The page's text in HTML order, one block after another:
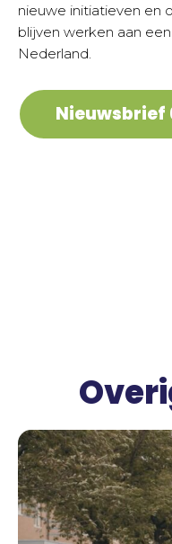
nieuwe initiatieven en
blijven werken aan
Nederland.
Nieuwsbrief